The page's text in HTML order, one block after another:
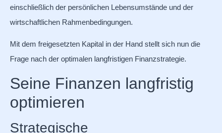
einschließlich der persönlichen Lebensumstände und der
wirtschaftlichen Rahmenbedingungen.
Mit dem freigesetzten Kapital in der Hand stellt sich nun die
Frage nach der optimalen langfristigen Finanzstrategie.
Seine Finanzen langfristig
optimieren
Strategische